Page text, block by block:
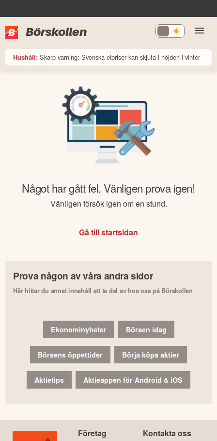
Börskollen
Hushåll: Skarp varning: Svenska elpriser kan skjuta i höjden i vinter
Något har gått fel. Vänligen prova igen!
Vänligen försök igen om en stund.
Gå till startsidan
Prova någon av våra andra sidor
Här hittar du annat innehåll att ta del av hos oss på Börskollen
Ekonominyheter Börsen idag
Börsens öppettider Börja köpa aktier
Aktietips Aktieappen för Android & iOS
Företag Kontakta oss